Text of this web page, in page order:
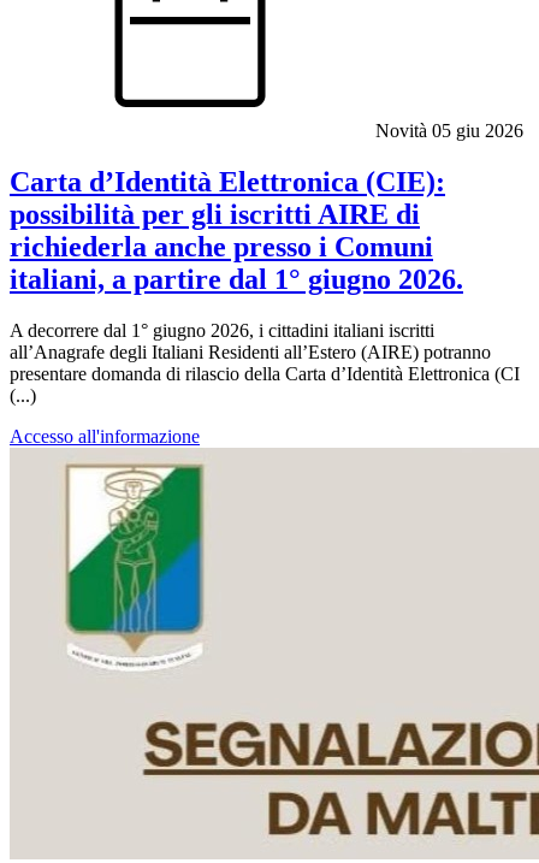
Novità 05 giu 2026
Carta d’Identità Elettronica (CIE):
possibilità per gli iscritti AIRE di
richiederla anche presso i Comuni
italiani, a partire dal 1° giugno 2026.
A decorrere dal 1° giugno 2026, i cittadini italiani iscritti
all’Anagrafe degli Italiani Residenti all’Estero (AIRE) potranno
presentare domanda di rilascio della Carta d’Identità Elettronica (CI
(...)
Accesso all'informazione